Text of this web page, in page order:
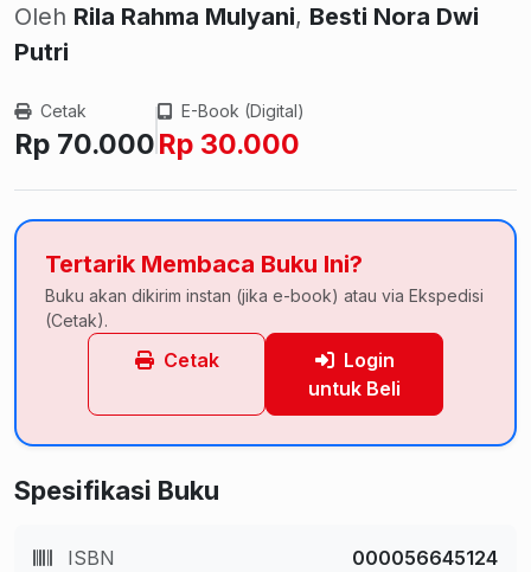
Oleh Rila Rahma Mulyani, Besti Nora Dwi
Putri
Cetak
Rp 70.000
E-Book (Digital)
Rp 30.000
Tertarik Membaca Buku Ini?
Buku akan dikirim instan (jika e-book) atau via Ekspedisi
(Cetak).
Cetak
Login
untuk Beli
Spesifikasi Buku
ISBN 000056645124